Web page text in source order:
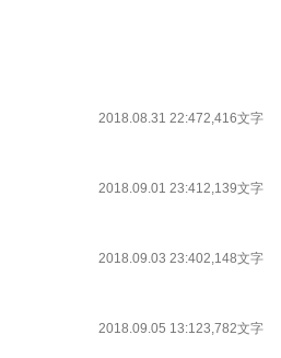
2018.08.31 22:472,416文字
2018.09.01 23:412,139文字
2018.09.03 23:402,148文字
2018.09.05 13:123,782文字